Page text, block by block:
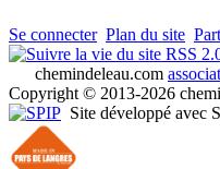
Se connecter Plan du site
RSS
chemindeleau.com
Copyright © 2013-2026
Site développé avec